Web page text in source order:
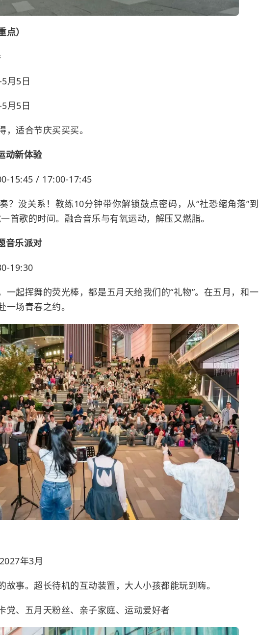
）
5月5日
5月5日
，适合节庆买买买。
动新体验
15:45 / 17:00-17:45
？没关系！教练10分钟带你解锁鼓点密码，从“社恐缩角落”到
首歌的时间。融合音乐与有氧运动，解压又燃脂。
音乐派对
19:30
一起挥舞的荧光棒，都是五月天给我们的“礼物”。在五月，和一
一场青春之约。
2027年3月
故事。超长待机的互动装置，大人小孩都能玩到嗨。
党、五月天粉丝、亲子家庭、运动爱好者